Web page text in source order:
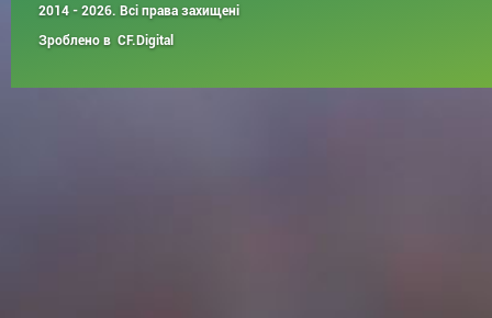
2014 - 2026. Всі права захищені
Зроблено в CF.Digital